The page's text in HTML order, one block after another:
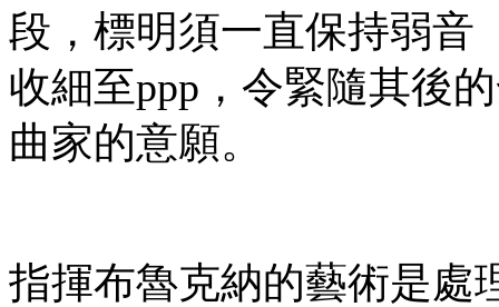
段，標明須一直保持弱音
收細至ppp，令緊隨其後
曲家的意願。
指揮布魯克納的藝術是處